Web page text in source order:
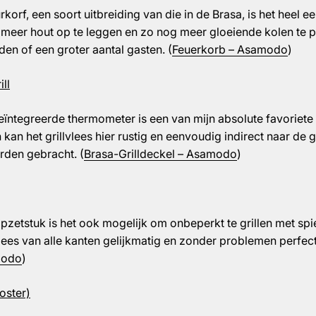
een soort uitbreiding van die in de Brasa, is het heel
hout op te leggen en zo nog meer gloeiende kolen te
of een groter aantal gasten. (Feuerkorb – Asamodo)
thermometer is een van mijn absolute
kan het grillvlees hier rustig en eenvoudig indirect naar de
gebracht. (Brasa-Grilldeckel – Asamodo)
is het ook mogelijk om onbeperkt te grillen met
van alle kanten gelijkmatig en zonder problemen
)